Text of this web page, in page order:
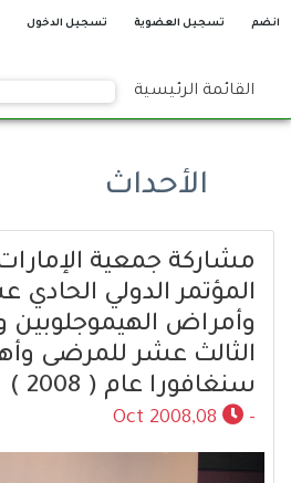
انضم تسجيل العضوية تسجيل الدخول
القائمة الرئيسية
الأحداث
مشاركة جمعية
المؤتمر الدولي الحادي
وأمراض الهيموجلوبين
الثالث عشر للمرضى
سنغافورا عام ( 2008 )
-
08,Oct 2008